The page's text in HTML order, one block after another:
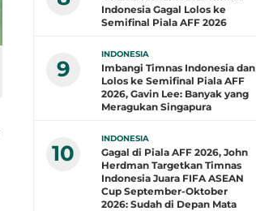
Indonesia Gagal Lolos ke
Semifinal Piala AFF 2026
9
INDONESIA
Imbangi Timnas Indonesia dan
Lolos ke Semifinal Piala AFF
2026, Gavin Lee: Banyak yang
Meragukan Singapura
10
INDONESIA
Gagal di Piala AFF 2026, John
Herdman Targetkan Timnas
Indonesia Juara FIFA ASEAN
Cup September-Oktober
2026: Sudah di Depan Mata